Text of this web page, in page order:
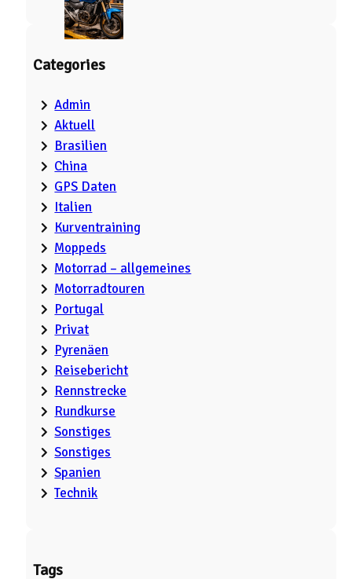
Categories
Admin
Aktuell
Brasilien
China
GPS Daten
Italien
Kurventraining
Moppeds
Motorrad – allgemeines
Motorradtouren
Portugal
Privat
Pyrenäen
Reisebericht
Rennstrecke
Rundkurse
Sonstiges
Sonstiges
Spanien
Technik
Tags